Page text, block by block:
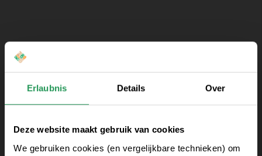
Erlaubnis Details Over
Deze website maakt gebruik van cookies
We gebruiken cookies (en vergelijkbare technieken) om